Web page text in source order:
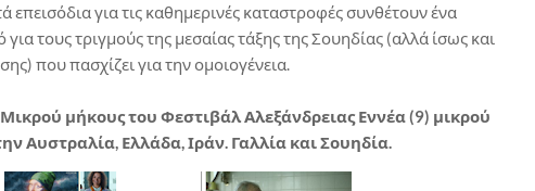
επεισόδια για τις καθημερινές καταστροφές συνθέτουν ένα
για τους τριγμούς της μεσαίας τάξης της Σουηδίας (αλλά ίσως και
που πασχίζει για την ομοιογένεια.
μήκους του Φεστιβάλ Αλεξάνδρειας Εννέα (9) μικρού
Αυστραλία, Ελλάδα, Ιράν. Γαλλία και Σουηδία.